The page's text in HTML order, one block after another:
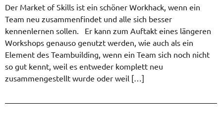
Der Market of Skills ist ein schöner Workhack, wenn ein
Team neu zusammenfindet und alle sich besser
kennenlernen sollen. Er kann zum Auftakt eines längeren
Workshops genauso genutzt werden, wie auch als ein
Element des Teambuilding, wenn ein Team sich noch nicht
so gut kennt, weil es entweder komplett neu
zusammengestellt wurde oder weil […]